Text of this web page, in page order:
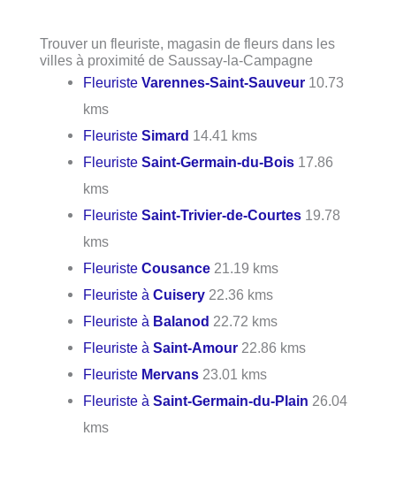
Trouver un fleuriste, magasin de fleurs dans les
villes à proximité de Saussay-la-Campagne
FleuristeVarennes-Saint-Sauveur 10.73
kms
FleuristeSimard 14.41 kms
FleuristeSaint-Germain-du-Bois 17.86
kms
FleuristeSaint-Trivier-de-Courtes 19.78
kms
FleuristeCousance 21.19 kms
Fleuriste àCuisery 22.36 kms
Fleuriste à Balanod 22.72 kms
Fleuriste àSaint-Amour 22.86 kms
Fleuriste Mervans 23.01 kms
Fleuriste àSaint-Germain-du-Plain 26.04
kms